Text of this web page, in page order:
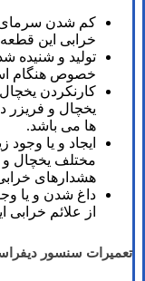
کم شدن سرمای
خرابی این
تولید و شنیده
خصوص هنگام
کارنکردن
یخچال و فریزر
ها می باشد.
ایجاد و یا
مختلف یخچال و
هشدارهای
داغ شدن و یا
از علائم
تعمیرات سنسور